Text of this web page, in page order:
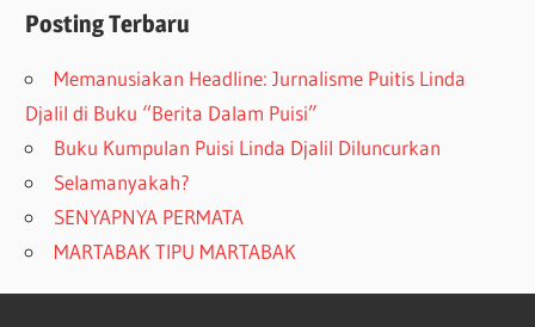
Posting Terbaru
Memanusiakan Headline: Jurnalisme Puitis Linda
Djalil di Buku “Berita Dalam Puisi”
Buku Kumpulan Puisi Linda Djalil Diluncurkan
Selamanyakah?
SENYAPNYA PERMATA
MARTABAK TIPU MARTABAK